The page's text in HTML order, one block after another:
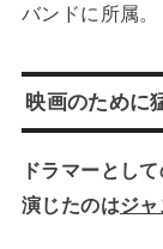
バンドに所属。
映画のために
ドラマーとし
演じたのはジ